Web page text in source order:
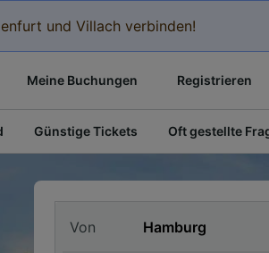
und Villach verbinden!
Meine Buchungen Registrieren
Günstige Tickets Oft gestellte
Von